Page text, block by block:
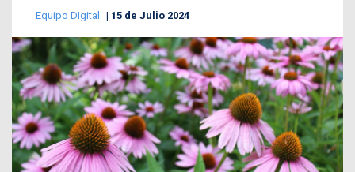
Equipo Digital 15 de Julio 2024